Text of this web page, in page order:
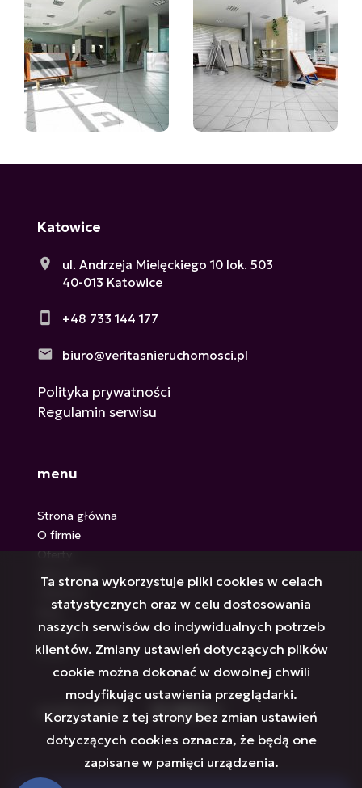
Katowice
ul. Andrzeja Mielęckiego 10 lok. 503
40-013 Katowice
+48 733 144 177
biuro@veritasnieruchomosci.pl
Polityka prywatności
Regulamin serwisu
menu
Strona główna
O firmie
Oferty
Zgłoszenia
Blog
Kontakt
Rodo
social media Facebook
Facebook
Facebook
Facebook
Facebook
Facebook
Ta strona wykorzystuje pliki cookies w celach
statystycznych oraz w celu dostosowania
naszych serwisów do indywidualnych potrzeb
klientów. Zmiany ustawień dotyczących plików
cookie można dokonać w dowolnej chwili
modyfikując ustawienia przeglądarki.
Korzystanie z tej strony bez zmian ustawień
dotyczących cookies oznacza, że będą one
zapisane w pamięci urządzenia.